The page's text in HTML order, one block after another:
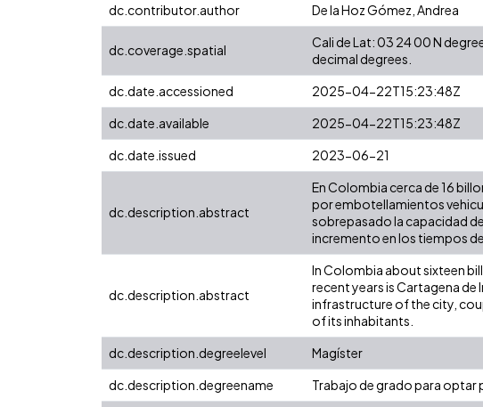
dc.contributor.author
De la Hoz Gómez, Andrea
dc.coverage.spatial
Cali de Lat: 03 24 00 N
decimal degrees.
dc.date.accessioned
2025-04-22T15:23:48Z
dc.date.available
2025-04-22T15:23:48Z
dc.date.issued
2023-06-21
dc.description.abstract
En Colombia cerca de 16
por embotellamientos
sobrepasado la capacidad
incremento en los tiempos
dc.description.abstract
In Colombia about sixteen
recent years is Cartagena
infrastructure of the city,
of its inhabitants.
dc.description.degreelevel
Magíster
dc.description.degreename
Trabajo de grado para optar